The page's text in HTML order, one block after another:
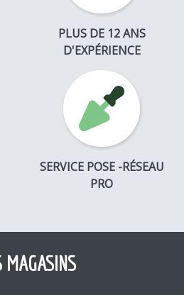
PLUS DE 12 ANS
D'EXPÉRIENCE
SERVICE POSE -RÉSEAU
PRO
MAGASINS